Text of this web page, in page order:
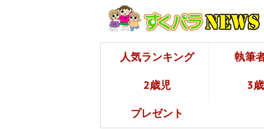
人気ランキング 執筆
2歳児 3
プレゼント